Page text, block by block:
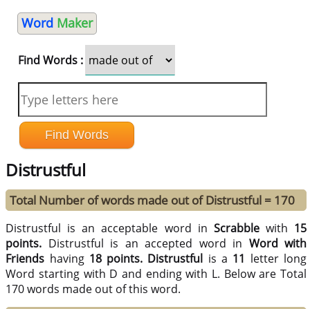
Word Maker
Find Words :
Distrustful
Total Number of words made out of Distrustful = 170
Distrustful is an acceptable word in Scrabblewith 15
points. Distrustful is an accepted word in Word with
Friends having 18 points. Distrustful is a 11 letter long
Word starting with D and ending with L. Below are Total
170 words made out of this word.